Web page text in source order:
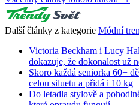
Další články z kategorie Módní
Victoria Beckham i Lucy
dokazuje, že dokonalost už
Skoro každá seniorka 60+
celou siluetu a přidá i 10 kg
Do letadla stylově a